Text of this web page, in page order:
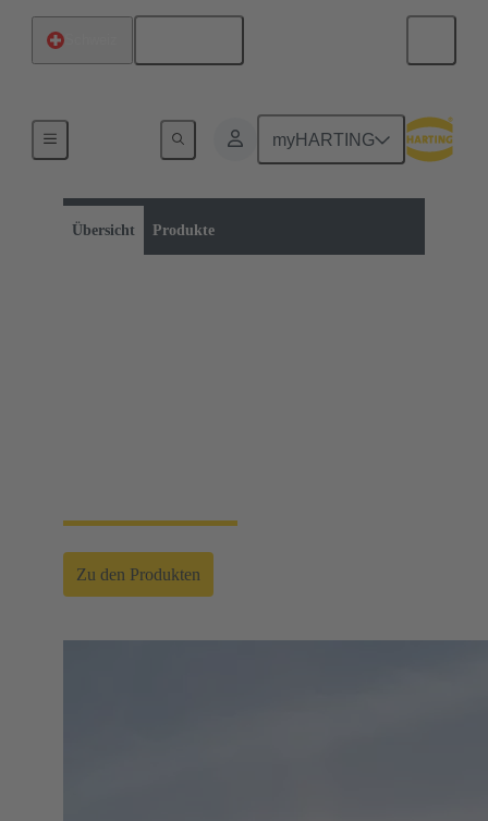
myHARTING
Übersicht Produkte
Startseite
Zu den Produkten